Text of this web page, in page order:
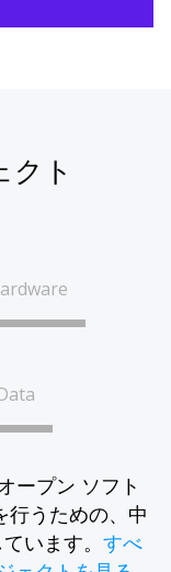
クト
ープン ソフト
行うための、中
います。 すべ